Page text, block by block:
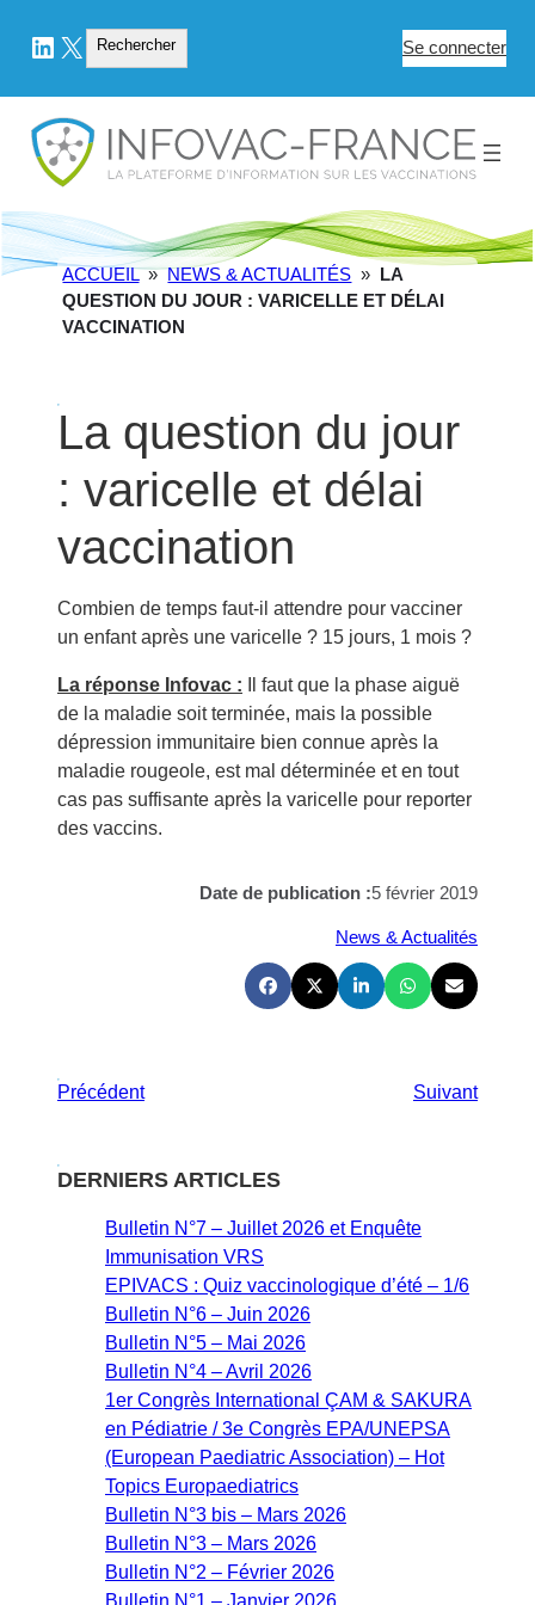
LinkedIn
X Rechercher
Rechercher Se connecter
ACCUEIL » NEWS & ACTUALITÉS » LA
QUESTION DU JOUR : VARICELLE ET DÉLAI
VACCINATION
La question du jour
: varicelle et délai
vaccination
Combien de temps faut-il attendre pour vacciner
un enfant après une varicelle ? 15 jours, 1 mois ?
La réponse Infovac : Il faut que la phase aiguë
de la maladie soit terminée, mais la possible
dépression immunitaire bien connue après la
maladie rougeole, est mal déterminée et en tout
cas pas suffisante après la varicelle pour reporter
des vaccins.
Date de publication :5 février 2019
News & Actualités
Précédent Suivant
DERNIERS ARTICLES
Bulletin N°7 – Juillet 2026 et Enquête
Immunisation VRS
EPIVACS : Quiz vaccinologique d’été – 1/6
Bulletin N°6 – Juin 2026
Bulletin N°5 – Mai 2026
Bulletin N°4 – Avril 2026
1er Congrès International ÇAM & SAKURA
en Pédiatrie / 3e Congrès EPA/UNEPSA
(European Paediatric Association) – Hot
Topics Europaediatrics
Bulletin N°3 bis – Mars 2026
Bulletin N°3 – Mars 2026
Bulletin N°2 – Février 2026